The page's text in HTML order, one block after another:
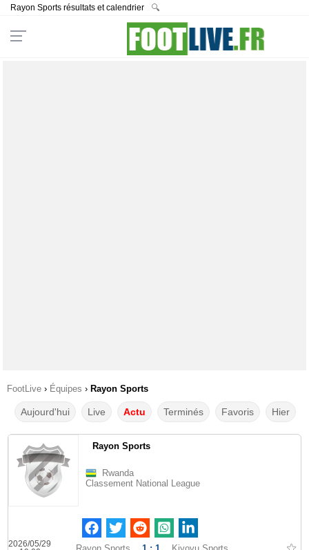
Rayon Sports résultats et calendrier 🔍
FootLive › Équipes › Rayon Sports
Aujourd'hui Live Actu Terminés Favoris Hier
Rayon Sports
Rwanda
Classement National League
2026/05/29